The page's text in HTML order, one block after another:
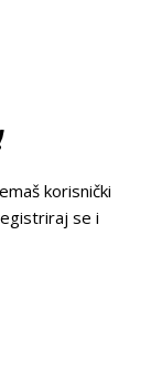
korisnički
se i